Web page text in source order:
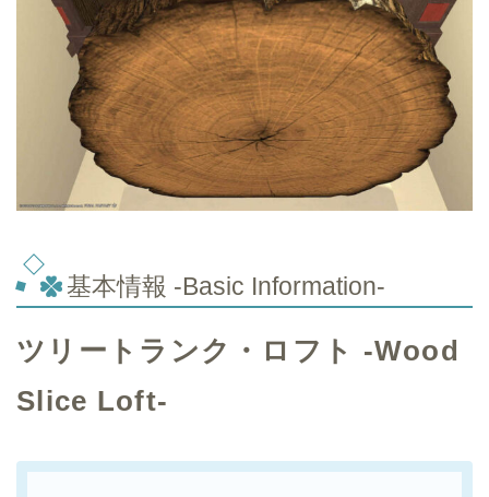
基本情報 -Basic Information-
ツリートランク・ロフト -Wood
Slice Loft-